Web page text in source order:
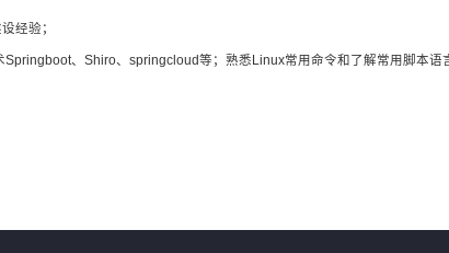
经验；
、Shiro、springcloud等；熟悉Linux常用命令和了解常用脚本语